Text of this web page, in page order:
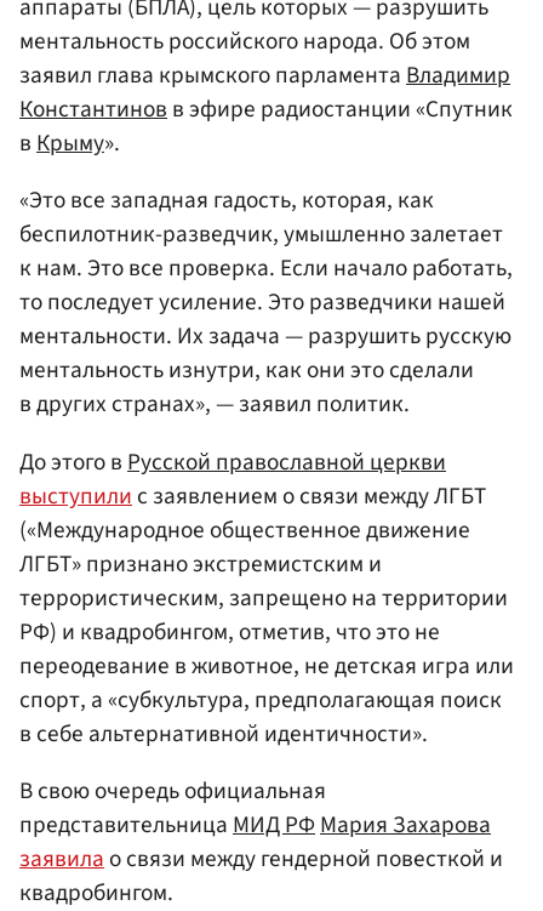
аппараты (БПЛА), цель которых — разрушить
ментальность российского народа. Об этом
заявил глава крымского парламентаВладимир
Константиновв эфире радиостанции «Спутник
вКрыму».
«Это все западная гадость, которая, как
беспилотник-разведчик, умышленно залетает
к нам. Это все проверка. Если начало работать,
то последует усиление. Это разведчики нашей
ментальности. Их задача — разрушить русскую
ментальность изнутри, как они это сделали
в других странах», — заявил политик.
До этого в Русской православной церкви
выступили с заявлением о связи между ЛГБТ
(«Международное общественное движение
ЛГБТ» признано экстремистским и
террористическим, запрещено на территории
РФ) и квадробингом, отметив, что это не
переодевание в животное, не детская игра или
спорт, а «субкультура, предполагающая поиск
в себе альтернативной идентичности».
В свою очередь официальная
представительницаМИД РФМария Захарова
заявилао связи между гендерной повесткой и
квадробингом.